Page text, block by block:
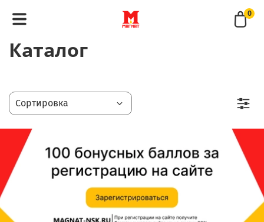
0
Каталог